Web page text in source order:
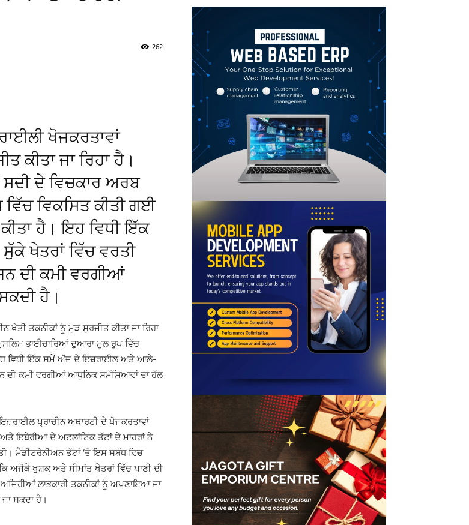
262
Linkedin Email
ਖੋਜਕਰਤਾਵਾਂ
ਕੀਤਾ ਜਾ ਰਿਹਾ ਹੈ।
ਦੇ ਵਿਚਕਾਰ ਅਰਬ
ਵਿਕਸਿਤ ਕੀਤੀ ਗਈ
ਹੈ। ਇਹ ਵਿਧੀ ਇੱਕ
ਖੇਤਰਾਂ ਵਿੱਚ ਵਰਤੀ
ਦੀ ਕਮੀ ਵਰਗੀਆਂ
ਹੈ।
ਤਕਨੀਕਾਂ ਨੂੰ ਮੁੜ ਸੁਰਜੀਤ ਕੀਤਾ ਜਾ ਰਿਹਾ
ਭਾਈਚਾਰਿਆਂ ਦੁਆਰਾ ਮੂਲ ਰੂਪ ਵਿੱਚ
ਇਹ ਵਿਧੀ ਇੱਕ ਸਮੇਂ ਅੱਜ ਦੇ ਇਜ਼ਰਾਈਲ ਅਤੇ ਆਲੇ-
ਦੀ ਕਮੀ ਵਰਗੀਆਂ ਆਧੁਨਿਕ ਸਮੱਸਿਆਵਾਂ ਦਾ ਹੱਲ
ਪ੍ਰਾਚੀਨ ਅਥਾਰਟੀ ਦੇ ਖੋਜਕਰਤਾਵਾਂ
ਇਬੇਰੀਆ ਦੇ ਅਟਲਾਂਟਿਕ ਤੱਟਾਂ ਦੇ ਮਾਹਰਾਂ ਨੇ
ਮੈਡੀਟਰੇਨੀਅਨ ਤੱਟਾਂ ‘ਤੇ ਇਸ ਸਬੰਧ ਵਿਚ
ਅਜੋਕੇ ਖੁਸ਼ਕ ਅਤੇ ਸੀਮਾਂਤ ਖੇਤਰਾਂ ਵਿੱਚ ਪਾਣੀ ਦੀ
ਲਾਭਕਾਰੀ ਤਕਨੀਕਾਂ ਨੂੰ ਅਪਣਾਇਆ ਜਾ
ਸਕਦਾ ਹੈ।